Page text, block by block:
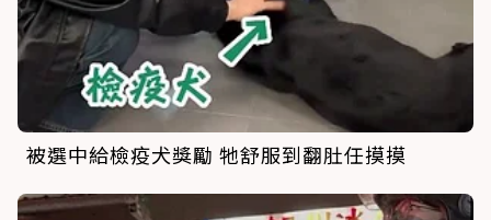
被選中給檢疫犬獎勵 牠舒服到翻肚任摸摸